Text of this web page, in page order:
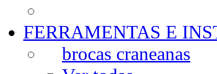
FERRAMENTAS E
brocas craneanas